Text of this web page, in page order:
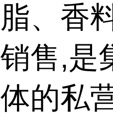
脂、香
销售,是
体的私